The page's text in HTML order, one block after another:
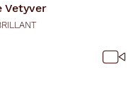
Vetyver